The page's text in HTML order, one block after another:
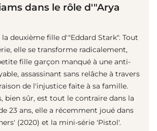
dans le rôle d'"Arya
la deuxième fille d'"Eddard Stark". Tout
elle se transforme radicalement,
fille garçon manqué à une anti-
assassinant sans relâche à travers
de l'injustice faite à sa famille.
bien sûr, est tout le contraire dans la
23 ans, elle a récemment joué dans
(2020) et la mini-série 'Pistol'.